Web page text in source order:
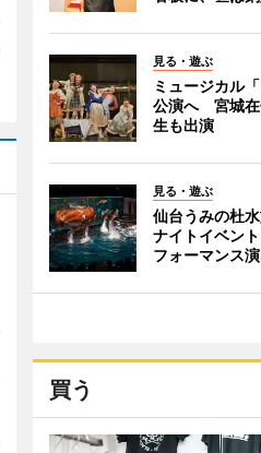
見る・遊ぶ
ミュージカル
公演へ 宮城在
生も出演
見る・遊ぶ
仙台うみの杜
ナイトイベン
フォーマンス
買う